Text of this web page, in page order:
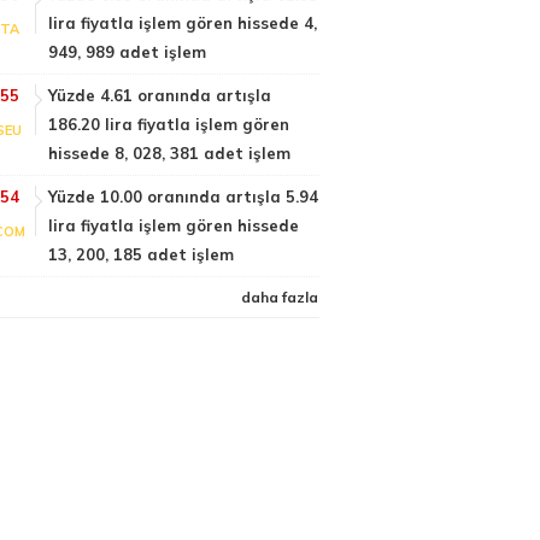
lira fiyatla işlem gören hissede 4,
949, 989 adet işlem
Yüzde 4.61 oranında artışla
186.20 lira fiyatla işlem gören
hissede 8, 028, 381 adet işlem
Yüzde 10.00 oranında artışla 5.94
lira fiyatla işlem gören hissede
13, 200, 185 adet işlem
daha fazla